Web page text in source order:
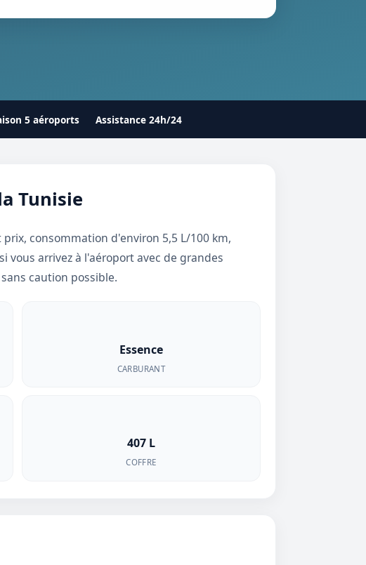
5 aéroports Assistance 24h/24
Tunisie
consommation d'environ 5,5 L/100 km,
vous arrivez à l'aéroport avec de grandes
caution possible.
Essence
CARBURANT
407 L
COFFRE